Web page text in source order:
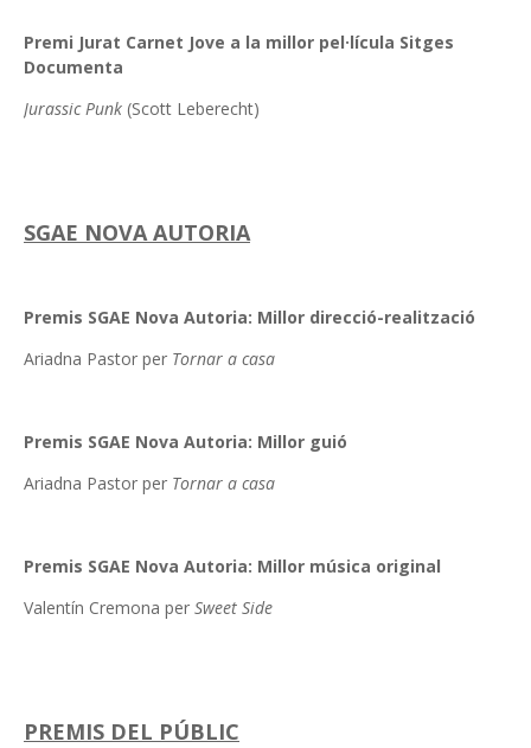
Premi Jurat Carnet Jove a la millor pel·lícula Sitges
Documenta
Jurassic Punk (Scott Leberecht)
SGAE NOVA AUTORIA
Premis SGAE Nova Autoria: Millor direcció-realització
Ariadna Pastor per Tornar a casa
Premis SGAE Nova Autoria: Millor guió
Ariadna Pastor per Tornar a casa
Premis SGAE Nova Autoria: Millor música original
Valentín Cremona per Sweet Side
PREMIS DEL PÚBLIC